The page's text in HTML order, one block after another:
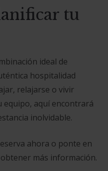
tu
ideal de
hospitalidad
relajarse o vivir
equipo, aquí encontrará
inolvidable.
ahora o ponte en
más información.